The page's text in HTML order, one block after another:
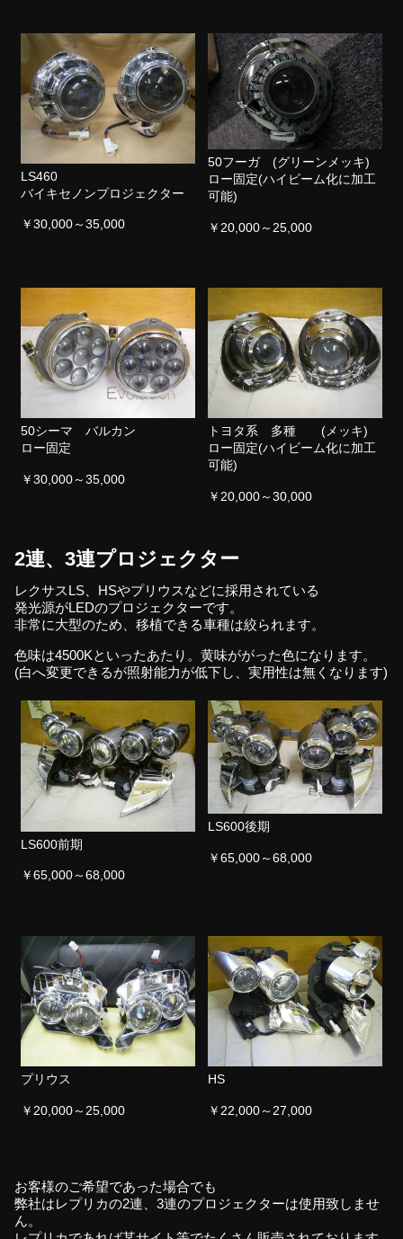
LS460
バイキセノンプロジェクター
￥30,000～35,000
50フーガ (グリーンメッキ)
ロー固定(ハイビーム化に加工
可能)
￥20,000～25,000
50シーマ バルカン
ロー固定
￥30,000～35,000
トヨタ系 多種 (メッキ)
ロー固定(ハイビーム化に加工
可能)
￥20,000～30,000
2連、3連プロジェクター
レクサスLS、HSやプリウスなどに採用されている
発光源がLEDのプロジェクターです。
非常に大型のため、移植できる車種は絞られます。
色味は4500Kといったあたり。黄味ががった色になります。
(白へ変更できるが照射能力が低下し、実用性は無くなります)
LS600前期
￥65,000～68,000
LS600後期
￥65,000～68,000
プリウス
￥20,000～25,000
HS
￥22,000～27,000
お客様のご希望であった場合でも
弊社はレプリカの2連、3連のプロジェクターは使用致しませ
ん。